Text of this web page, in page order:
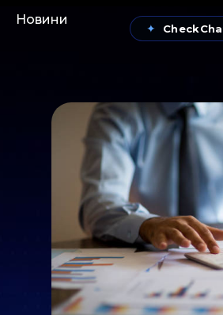
Новини
✦